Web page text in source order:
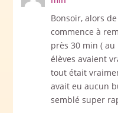
Bonsoir, alors
commence à
près 30 min ( au
élèves avaient
tout était
avait eu aucun
semblé super